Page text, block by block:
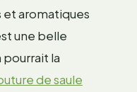
et aromatiques
une belle
la
de saule